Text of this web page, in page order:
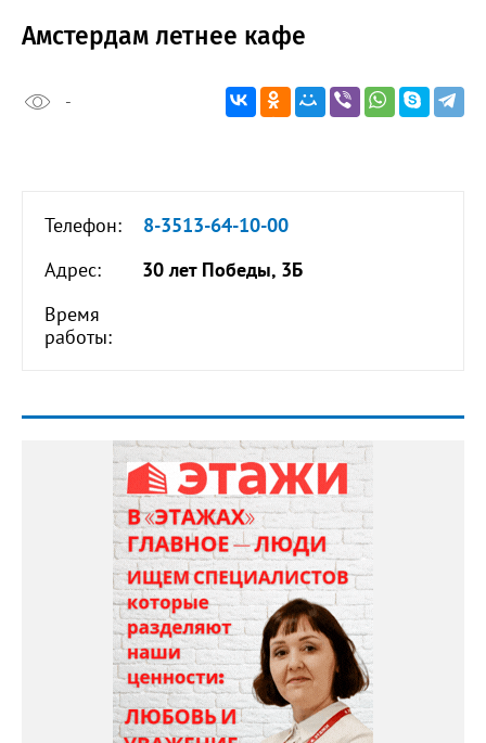
Амстердам летнее кафе
-
Телефон:
8-3513-64-10-00
Адрес:
30 лет Победы, 3Б
Время
работы: